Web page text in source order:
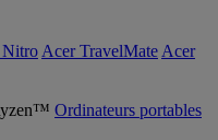
Acer TravelMate Acer
Ordinateurs portables